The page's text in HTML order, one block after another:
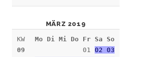
MÄRZ 2019
KW
09
Mo Di Mi Do Fr Sa So
01 02 03